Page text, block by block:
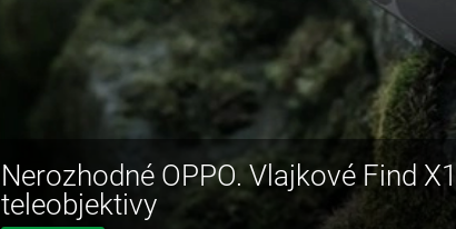
Nerozhodné OPPO. Vlajkové Find
teleobjektivy